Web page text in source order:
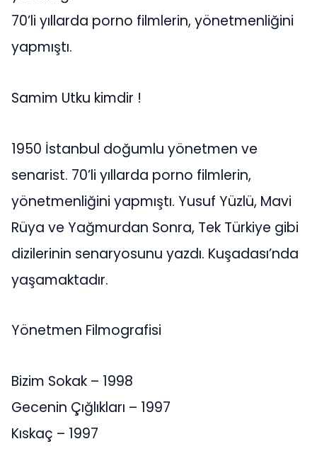
70’li yıllarda porno filmlerin, yönetmenliğini
yapmıştı.
Samim Utku kimdir !
1950 İstanbul doğumlu yönetmen ve
senarist. 70’li yıllarda porno filmlerin,
yönetmenliğini yapmıştı. Yusuf Yüzlü, Mavi
Rüya ve Yağmurdan Sonra, Tek Türkiye gibi
dizilerinin senaryosunu yazdı. Kuşadası’nda
yaşamaktadır.
Yönetmen Filmografisi
Bizim Sokak – 1998
Gecenin Çığlıkları – 1997
Kıskaç – 1997